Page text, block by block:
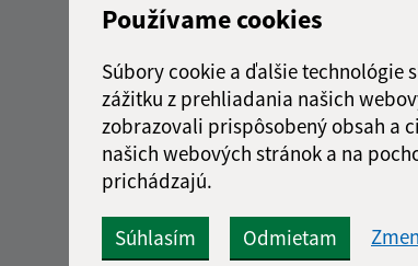
Používame cookies
Súbory cookie a ďalšie technológie
zážitku z prehliadania našich
zobrazovali prispôsobený obsah a
našich webových stránok a na
prichádzajú.
Súhlasím Odmietam